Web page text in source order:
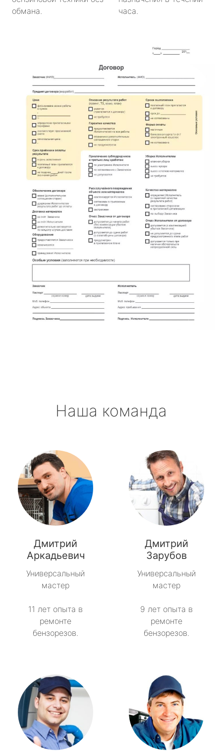
обмана.
часа.
Наша команда
Дмитрий
Аркадьевич
Универсальный
мастер
11 лет опыта в
ремонте
бензорезов.
Дмитрий
Зарубов
Универсальный
мастер
9 лет опыта в
ремонте
бензорезов.